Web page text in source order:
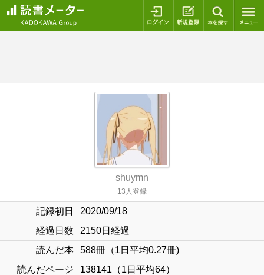
ログイン 新規登録
shuymn
13人登録
記録初日
2020/09/18
経過日数
2150日経過
読んだ本
588冊（1日平均0.27冊)
読んだページ
138141（1日平均64）